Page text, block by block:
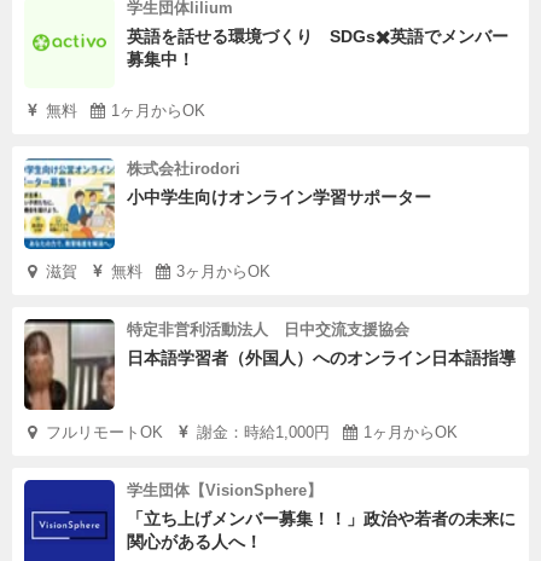
学生団体lilium
英語を話せる環境づくり SDGs✖️英語でメンバー
募集中！
無料 1ヶ月からOK
株式会社irodori
小中学生向けオンライン学習サポーター
滋賀 無料 3ヶ月からOK
特定非営利活動法人 日中交流支援協会
日本語学習者（外国人）へのオンライン日本語指導
フルリモートOK 謝金：時給1,000円 1ヶ月からOK
学生団体【VisionSphere】
「立ち上げメンバー募集！！」政治や若者の未来に
関心がある人へ！